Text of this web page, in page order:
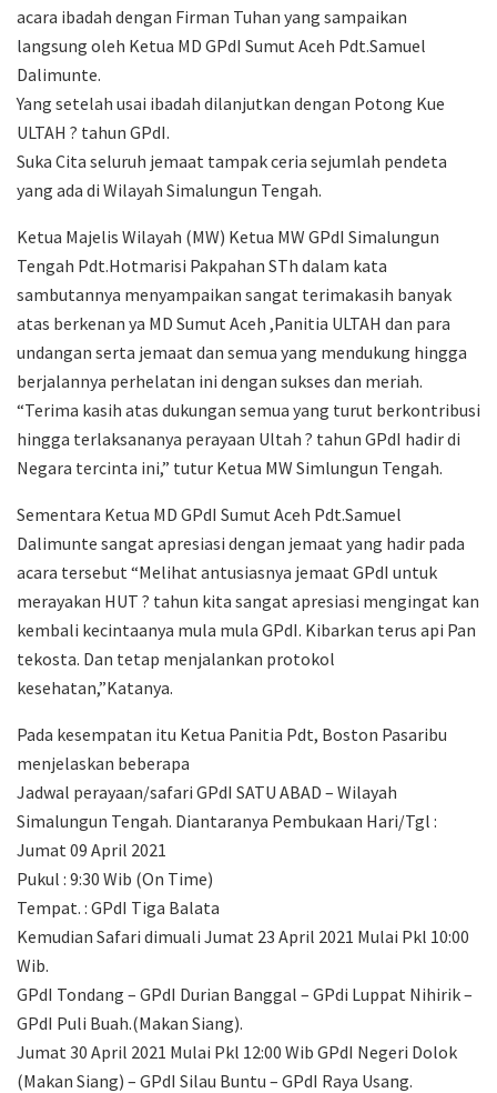
acara ibadah dengan Firman Tuhan yang sampaikan
langsung oleh Ketua MD GPdI Sumut Aceh Pdt.Samuel
Dalimunte.
Yang setelah usai ibadah dilanjutkan dengan Potong Kue
ULTAH ? tahun GPdI.
Suka Cita seluruh jemaat tampak ceria sejumlah pendeta
yang ada di Wilayah Simalungun Tengah.
Ketua Majelis Wilayah (MW) Ketua MW GPdI Simalungun
Tengah Pdt.Hotmarisi Pakpahan STh dalam kata
sambutannya menyampaikan sangat terimakasih banyak
atas berkenan ya MD Sumut Aceh ,Panitia ULTAH dan para
undangan serta jemaat dan semua yang mendukung hingga
berjalannya perhelatan ini dengan sukses dan meriah.
“Terima kasih atas dukungan semua yang turut berkontribusi
hingga terlaksananya perayaan Ultah ? tahun GPdI hadir di
Negara tercinta ini,” tutur Ketua MW Simlungun Tengah.
Sementara Ketua MD GPdI Sumut Aceh Pdt.Samuel
Dalimunte sangat apresiasi dengan jemaat yang hadir pada
acara tersebut “Melihat antusiasnya jemaat GPdI untuk
merayakan HUT ? tahun kita sangat apresiasi mengingat kan
kembali kecintaanya mula mula GPdI. Kibarkan terus api Pan
tekosta. Dan tetap menjalankan protokol
kesehatan,”Katanya.
Pada kesempatan itu Ketua Panitia Pdt, Boston Pasaribu
menjelaskan beberapa
Jadwal perayaan/safari GPdI SATU ABAD – Wilayah
Simalungun Tengah. Diantaranya Pembukaan Hari/Tgl :
Jumat 09 April 2021
Pukul : 9:30 Wib (On Time)
Tempat. : GPdI Tiga Balata
Kemudian Safari dimuali Jumat 23 April 2021 Mulai Pkl 10:00
Wib.
GPdI Tondang – GPdI Durian Banggal – GPdi Luppat Nihirik –
GPdI Puli Buah.(Makan Siang).
Jumat 30 April 2021 Mulai Pkl 12:00 Wib GPdI Negeri Dolok
(Makan Siang) – GPdI Silau Buntu – GPdI Raya Usang.